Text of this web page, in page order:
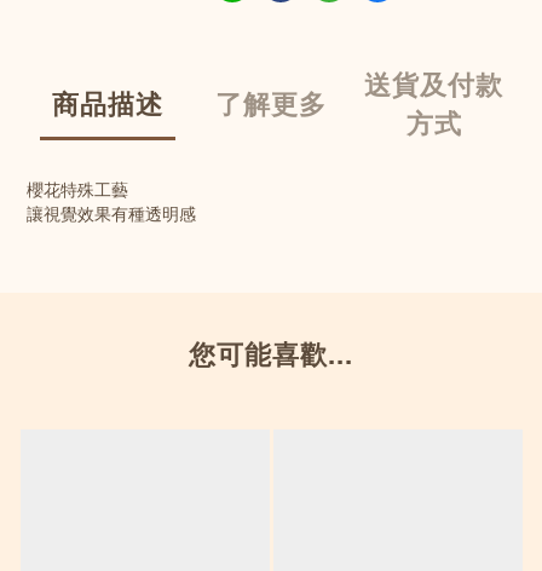
商品描述 了解更多
送貨及付款
方式
櫻花特殊工藝
讓視覺效果有種透明感
您可能喜歡...